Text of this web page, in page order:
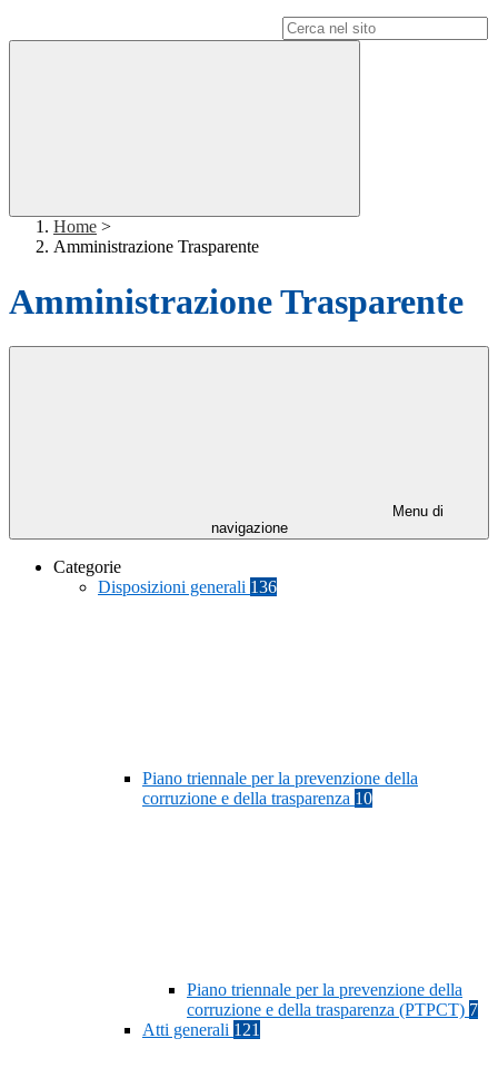
Home >
Amministrazione Trasparente
Amministrazione Trasparente
Menu di
navigazione
Categorie
Disposizioni generali 136
Piano triennale per la prevenzione della
corruzione e della trasparenza 10
Piano triennale per la prevenzione della
corruzione e della trasparenza (PTPCT) 7
Atti generali 121